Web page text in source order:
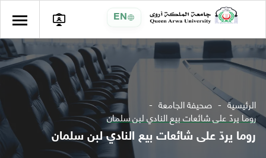
EN
الرئيسية صحيفة الجامعة
روما يردّ على شائعات بيع النادي لبن سلمان
روما يردّ على شائعات بيع النادي لبن سلمان